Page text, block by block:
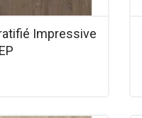
Impressive